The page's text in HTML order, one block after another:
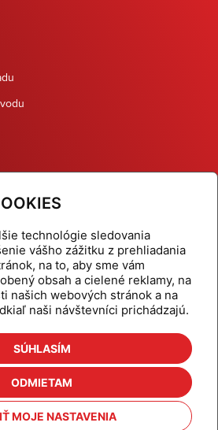
technológie sledovania
vášho zážitku z prehliadania
na to, aby sme vám
obsah a cielené reklamy, na
našich webových stránok a na
naši návštevníci prichádzajú.
SÚHLASÍM
ODMIETAM
MOJE NASTAVENIA
ventily
Produkty
Odber šikovné tipy
Cenníky
Referencie
Kontakt